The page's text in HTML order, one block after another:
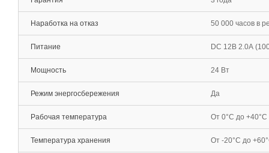
Наработка на отказ 50 000 часов в
Питание DС 12В 2.0А
Мощность 24 Вт
Режим энергосбережения Да
Рабочая температура От 0°С до +40°С
Температура хранения От -20°С до